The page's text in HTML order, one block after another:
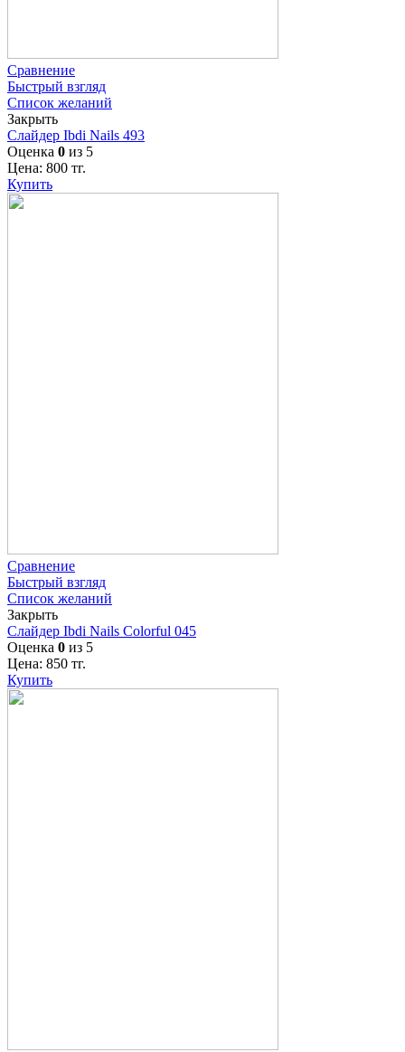
Сравнение
Быстрый взгляд
Список желаний
Закрыть
Слайдер Ibdi Nails 493
Оценка 0 из 5
Цена: 800 тг.
Купить
Сравнение
Быстрый взгляд
Список желаний
Закрыть
Слайдер Ibdi Nails Colorful 045
Оценка 0 из 5
Цена: 850 тг.
Купить